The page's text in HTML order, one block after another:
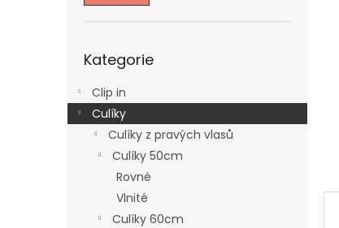
kategorie
Kategorie
Clip in
Culíky
Culíky z pravých vlasů
Culíky 50cm
Rovné
Vlnité
Culíky 60cm